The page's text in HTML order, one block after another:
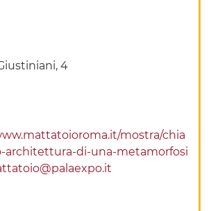
4
mostra/chia
architettura-di-una-metamorfosi